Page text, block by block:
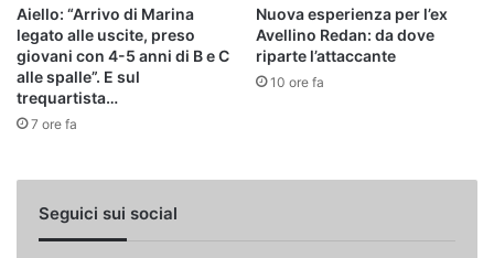
Aiello: “Arrivo di Marina
legato alle uscite, preso
giovani con 4-5 anni di B e C
alle spalle”. E sul
trequartista…
7 ore fa
Nuova esperienza per l’ex
Avellino Redan: da dove
riparte l’attaccante
10 ore fa
Seguici sui social